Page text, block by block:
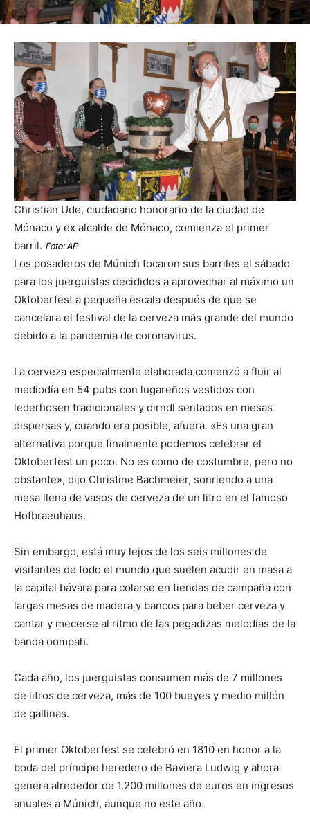
Christian Ude, ciudadano honorario de la ciudad de
Mónaco y ex alcalde de Mónaco, comienza el primer
barril. Foto: AP
Los posaderos de Múnich tocaron sus barriles el sábado
para los juerguistas decididos a aprovechar al máximo un
Oktoberfest a pequeña escala después de que se
cancelara el festival de la cerveza más grande del mundo
debido a la pandemia de coronavirus.
La cerveza especialmente elaborada comenzó a fluir al
mediodía en 54 pubs con lugareños vestidos con
lederhosen tradicionales y dirndl sentados en mesas
dispersas y, cuando era posible, afuera. «Es una gran
alternativa porque finalmente podemos celebrar el
Oktoberfest un poco. No es como de costumbre, pero no
obstante», dijo Christine Bachmeier, sonriendo a una
mesa llena de vasos de cerveza de un litro en el famoso
Hofbraeuhaus.
Sin embargo, está muy lejos de los seis millones de
visitantes de todo el mundo que suelen acudir en masa a
la capital bávara para colarse en tiendas de campaña con
largas mesas de madera y bancos para beber cerveza y
cantar y mecerse al ritmo de las pegadizas melodías de la
banda oompah.
Cada año, los juerguistas consumen más de 7 millones
de litros de cerveza, más de 100 bueyes y medio millón
de gallinas.
El primer Oktoberfest se celebró en 1810 en honor a la
boda del príncipe heredero de Baviera Ludwig y ahora
genera alrededor de 1.200 millones de euros en ingresos
anuales a Múnich, aunque no este año.